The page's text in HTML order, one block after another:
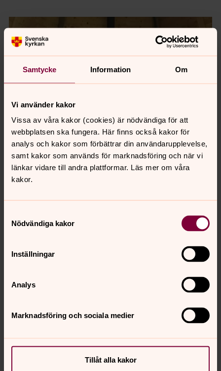
Samtycke Information Om
Vi använder kakor
Vissa av våra kakor (cookies) är nödvändiga för att
webbplatsen ska fungera. Här finns också kakor för
analys och kakor som förbättrar din användarupplevelse,
samt kakor som används för marknadsföring och när vi
länkar vidare till andra plattformar. Läs mer om våra
kakor.
Nödvändiga kakor
Inställningar
Analys
Marknadsföring och sociala medier
Tillåt alla kakor
Senast ändrad 28 februari 2024
Synpunkter eller frågor på sidans